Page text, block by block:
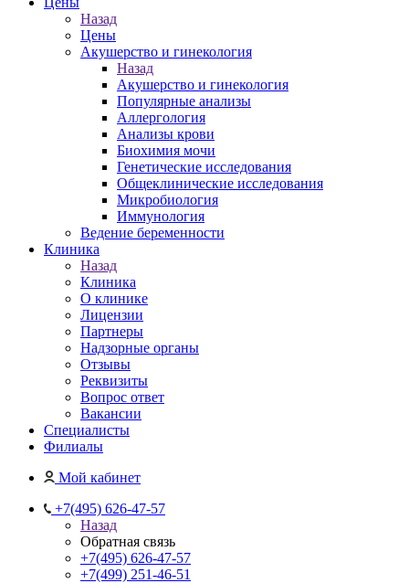
Назад
Цены
Акушерство и гинекология
Назад
Акушерство и гинекология
Популярные анализы
Аллергология
Анализы крови
Биохимия мочи
Генетические исследования
Общеклинические исследования
Микробиология
Иммунология
Ведение беременности
Клиника
Назад
Клиника
О клинике
Лицензии
Партнеры
Надзорные органы
Отзывы
Реквизиты
Вопрос ответ
Вакансии
Специалисты
Филиалы
Мой кабинет
+7(495) 626-47-57
Назад
Обратная связь
+7(495) 626-47-57
+7(499) 251-46-51